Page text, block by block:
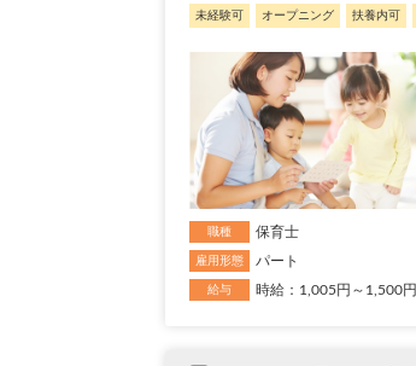
未経験可 オープニング 扶養内可
職種 保育士
雇用形態 パート
給与 時給：1,005円～1,500円